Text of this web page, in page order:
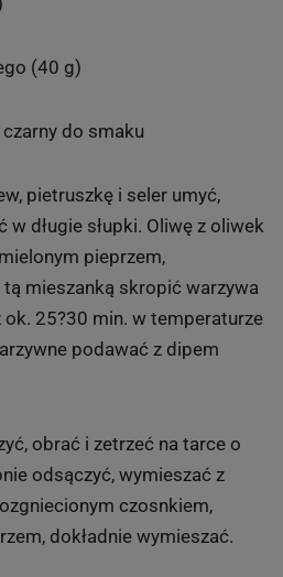
(40 g)
do smaku
pietruszkę i seler umyć,
długie słupki. Oliwę z oliwek
pieprzem,
mieszanką skropić warzywa
ok. 25?30 min. w temperaturze
podawać z dipem
obrać i zetrzeć na tarce o
odsączyć, wymieszać z
czosnkiem,
dokładnie wymieszać.